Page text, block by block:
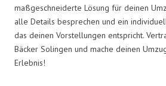
maßgeschneiderte Lösung für deinen
alle Details besprechen und ein
das deinen Vorstellungen entspricht.
Bäcker Solingen und mache deinen
Erlebnis!